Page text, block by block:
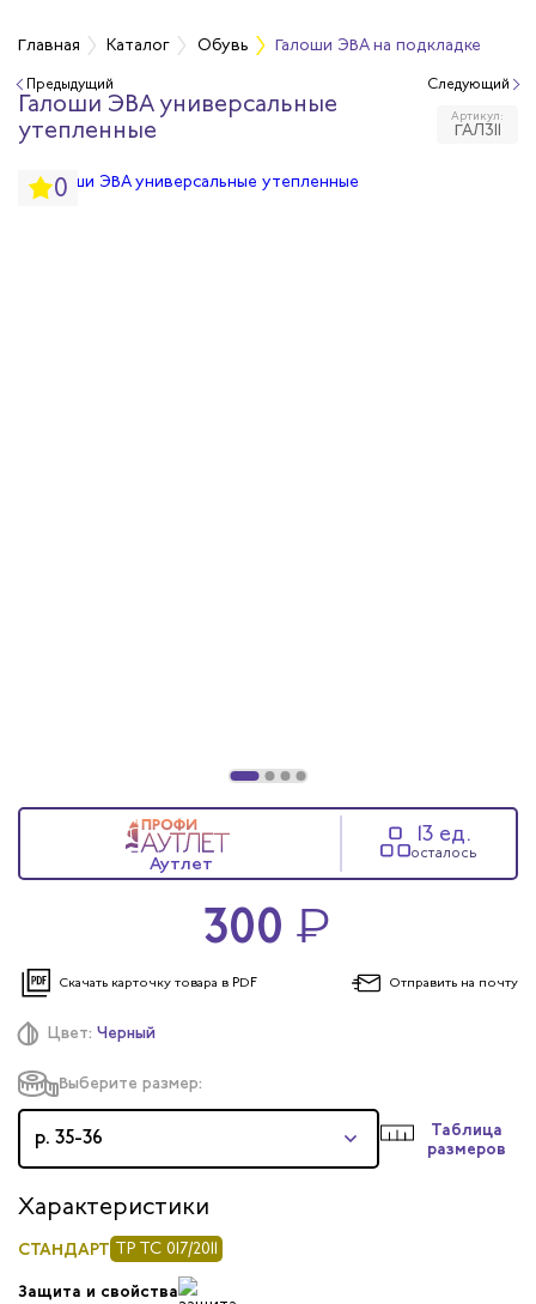
Главная Каталог Обувь Галоши ЭВА на подкладке
Предыдущий
Галоши ЭВА универсальные
утепленные
Артикул:
ГАЛ311
0
Цвет: Черный
Выберите размер:
р. 35-36
Таблица
размеров
Характеристики
СТАНДАРТ ТР ТС 017/2011
Защита и свойства
Аутлет
13 ед.
осталось
300 ₽
Скачать карточку товара в PDF Отправить на почту
Следующий